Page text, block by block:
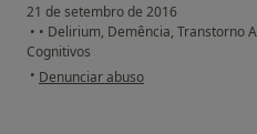
21 de setembro de 2016
• • Delirium, Demência, Transtorno
Cognitivos
• na opinião do utilizador Conta
Denunciar abuso